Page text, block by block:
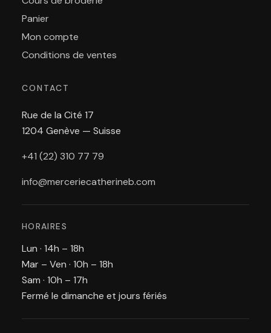
Panier
Mon compte
Conditions de ventes
CONTACT
Rue de la Cité 17
1204 Genève — Suisse
+41 (22) 310 77 79
info@merceriecatherineb.com
HORAIRES
Lun · 14h – 18h
Mar – Ven · 10h – 18h
Sam · 10h – 17h
Fermé le dimanche et jours fériés